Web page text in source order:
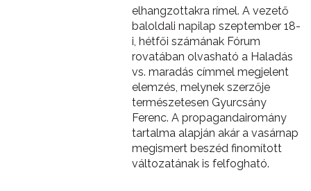
elhangzottakra rímel. A vezető
baloldali napilap szeptember 18-
i, hétfői számának Fórum
rovatában olvasható a Haladás
vs. maradás címmel megjelent
elemzés, melynek szerzője
természetesen Gyurcsány
Ferenc. A propagandairomány
tartalma alapján akár a vasárnap
megismert beszéd finomított
változatának is felfogható.